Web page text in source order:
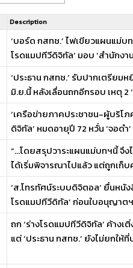
Description
‘บอร์ด กสทช.’ ไฟเขียวแผนแม่บ
โรดแมปทีวีดิจิทัล’ มอบ ‘สำนักงา
‘ประธาน กสทช.’ รับปากเตรียม
มิ.ย.นี้ หลังเลื่อนถกอีกรอบ เหตุ 2
‘เครือข่ายภาคประชาชน-ผู้บริโภ
ดิจิทัล’ หมดอายุปี 72 หวั่น ‘จอดำ
“…โดยสรุปวาระแผนแม่บทฯนี้ จึง
ได้เริ่มพิจารณาไปแล้ว แต่ถูกเก็
‘ส.โทรทัศน์ระบบดิจิตอล’ ยื่นหนั
โรดแมปทีวีดิทัล’ ก่อนใบอนุญาต
ถก ‘ร่างโรดแมปทีวีดิจิทัล’ ค้างเ
แต่ ‘ประธาน กสทช.’ ยังไม่ยกให้